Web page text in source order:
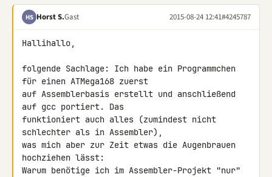
HS Horst S.Gast 2015-08-24 12:41#4245787
Hallihallo,
folgende Sachlage: Ich habe ein Programmchen
für einen ATMega168 zuerst
auf Assemblerbasis erstellt und anschließend
auf gcc portiert. Das
funktioniert auch alles (zumindest nicht
schlechter als in Assembler),
was mich aber zur Zeit etwas die Augenbrauen
hochziehen lässt:
Warum benötige ich im Assembler-Projekt "nur"